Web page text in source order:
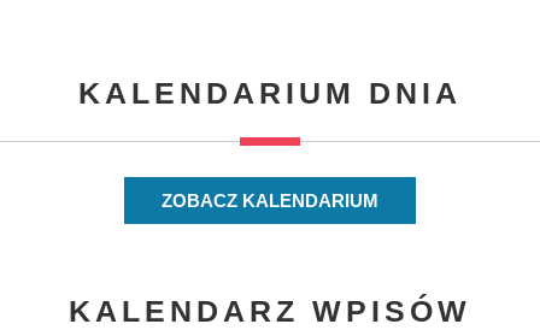
KALENDARIUM DNIA
ZOBACZ KALENDARIUM
KALENDARZ WPISÓW